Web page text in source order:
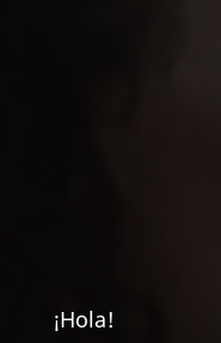
¡Hola!